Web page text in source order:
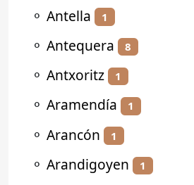
⚬ Antella 1
⚬ Antequera 8
⚬ Antxoritz 1
⚬ Aramendía 1
⚬ Arancón 1
⚬ Arandigoyen 1